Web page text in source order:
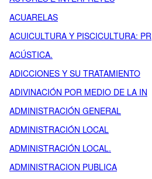
ACUARELAS
ACUICULTURA Y PISCICULTURA: PR
ACÚSTICA.
ADICCIONES Y SU TRATAMIENTO
ADIVINACIÓN POR MEDIO DE LA IN
ADMINISTRACIÓN GENERAL
ADMINISTRACIÓN LOCAL
ADMINISTRACIÓN LOCAL.
ADMINISTRACION PUBLICA